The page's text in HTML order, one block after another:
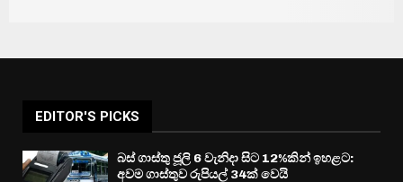
EDITOR'S PICKS
බස් ගාස්තු ජූලි 6 වැනිදා සිට 12%කින් ඉහළට:
අවම ගාස්තුව රුපියල් 34ක් වෙයි